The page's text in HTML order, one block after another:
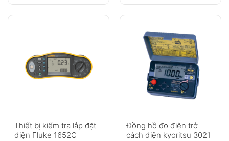
Thiết bị kiểm tra lắp đặt
điện Fluke 1652C
Đồng hồ đo điện trở
cách điện kyoritsu 3021